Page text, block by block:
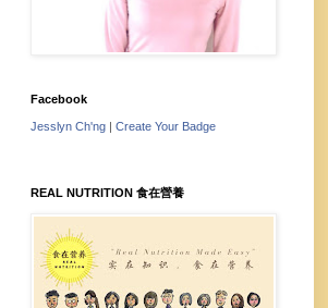
Facebook
Jesslyn Ch'ng | Create Your Badge
REAL NUTRITION 食在營養